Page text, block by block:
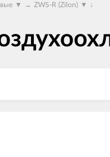
▼ → ZWS-R (Zilon) ▼ ↓